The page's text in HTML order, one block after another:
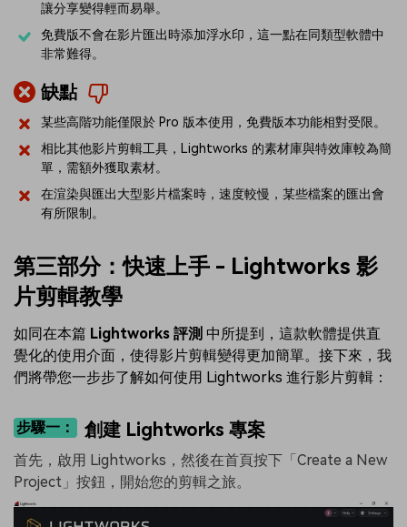
讓分享變得輕而易舉。
免費版不會在影片匯出時添加浮水印，這一點在同類型軟體中
非常難得。
缺點
某些高階功能僅限於 Pro 版本使用，免費版本功能相對受限。
相比其他影片剪輯工具，Lightworks 的素材庫與特效庫較為簡
單，需額外獲取素材。
在渲染與匯出大型影片檔案時，速度較慢，某些檔案的匯出會
有所限制。
第三部分：快速上手 - Lightworks 影
片剪輯教學
如同在本篇 Lightworks 評測 中所提到，這款軟體提供直
覺化的使用介面，使得影片剪輯變得更加簡單。接下來，我
們將帶您一步步了解如何使用 Lightworks 進行影片剪輯：
步驟一： 創建 Lightworks 專案
首先，啟用 Lightworks，然後在首頁按下「Create a New
Project」按鈕，開始您的剪輯之旅。